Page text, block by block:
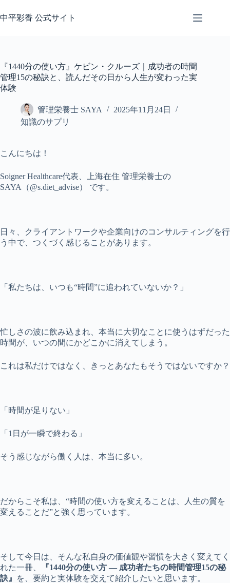
ン
ス
キ
ッ
中平彩香 公式サイト
『1440分の使い方』ケビン・クルーズ｜成功者の時間
管理15の秘訣と、読んだその日から人生が変わった実
体験
管理栄養士 SAYA
2025年11月24日
知識のサプリ
こんにちは！
Soigner Healthcare代表、上海在住 管理栄養士の
SAYA（@s.diet_advise） です。
日々、クライアントワークや企業向けのコンサルティングを行
う中で、つくづく感じることがあります。
「私たちは、いつも“時間”に追われていないか？」
忙しさの波に飲み込まれ、本当に大切なことに使うはずだった
時間が、いつの間にかどこかに消えてしまう。
これは私だけではなく、きっとあなたもそうではないですか？
「時間が足りない」
「1日が一瞬で終わる」
そう感じながら働く人は、本当に多い。
だからこそ私は、“時間の使い方を変えることは、人生の質を
変えることだ”と強く思っています。
そして今日は、そんな私自身の価値観や習慣を大きく変えてく
れた一冊、
『1440分の使い方 ― 成功者たちの時間管理15の秘
訣』
を、要約と実体験を交えて紹介したいと思います。